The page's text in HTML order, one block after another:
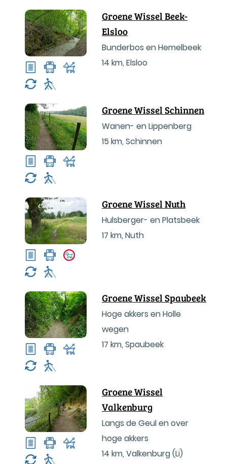
Groene Wissel Beek-
Elsloo
Bunderbos en Hemelbeek
14 km, Elsloo
Groene Wissel Schinnen
Wanen- en Lippenberg
15 km, Schinnen
Groene Wissel Nuth
Hulsberger- en Platsbeek
17 km, Nuth
Groene Wissel Spaubeek
Hoge akkers en Holle
wegen
17 km, Spaubeek
Groene Wissel
Valkenburg
Langs de Geul en over
hoge akkers
14 km, Valkenburg (Li)